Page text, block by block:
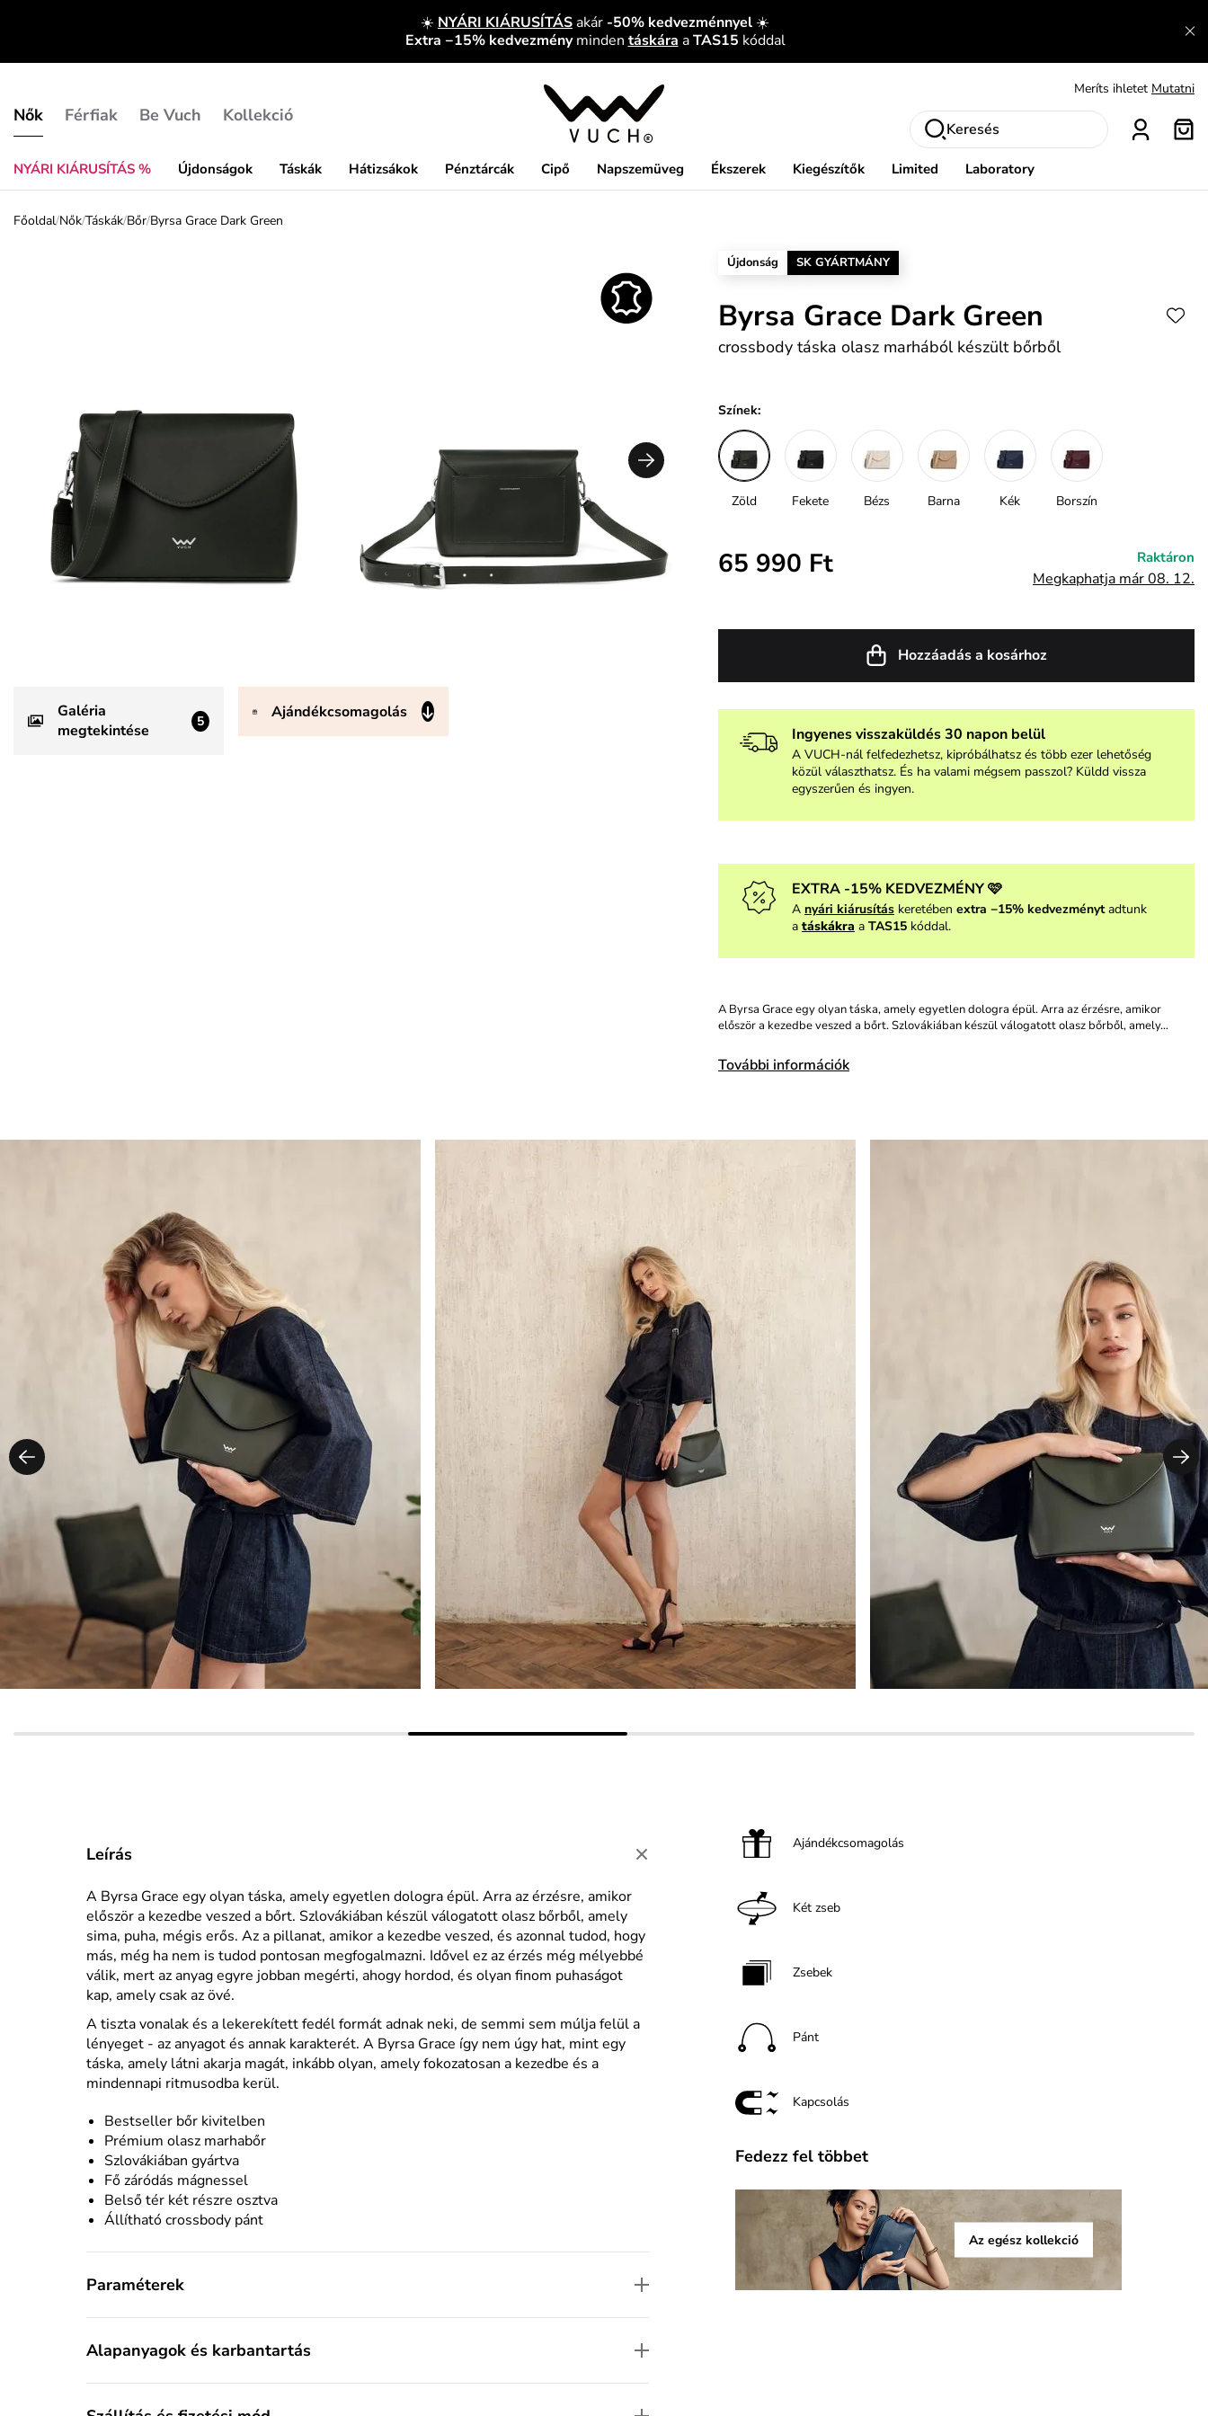
☀️ NYÁRI KIÁRUSÍTÁSakár -50% kedvezménnyel ☀️
Extra −15% kedvezményminden táskára aTAS15 kóddal
Nők
NYÁRI KIÁRUSÍTÁS % Újdonságok Táskák Hátizsákok Pénztárcák Cipő Napszemüveg Ékszerek Kiegészítők Limited Laboratory
Férfiak Be Vuch Kollekció
Meríts ihletet Mutatni
Ingyenes csere és visszaküldés Megtekintés
Keresés
Főoldal/Nők/Táskák/Bőr/Byrsa Grace Dark Green
Galéria
megtekintése
5 Ajándékcsomagolás
Újdonság SK GYÁRTMÁNY
Byrsa Grace Dark Green
crossbody táska olasz marhából készült bőrből
Színek:
Zöld Fekete Bézs Barna Kék Borszín
65 990 Ft Raktáron
Megkaphatja már 08. 12.
Hozzáadás a kosárhoz
Ingyenes visszaküldés 30 napon belül
A VUCH-nál felfedezhetsz, kipróbálhatsz és több ezer lehetőség
közül választhatsz. És ha valami mégsem passzol? Küldd vissza
egyszerűen és ingyen.
EXTRA -15% KEDVEZMÉNY 🩷
A nyári kiárusítás keretében extra −15% kedvezménytadtunk
a táskákra a TAS15kóddal.
A Byrsa Grace egy olyan táska, amely egyetlen dologra épül. Arra az érzésre, amikor
először a kezedbe veszed a bőrt. Szlovákiában készül válogatott olasz bőrből, amely…
További információk
Leírás
A Byrsa Grace egy olyan táska, amely egyetlen dologra épül. Arra az érzésre, amikor
először a kezedbe veszed a bőrt. Szlovákiában készül válogatott olasz bőrből, amely
sima, puha, mégis erős. Az a pillanat, amikor a kezedbe veszed, és azonnal tudod, hogy
más, még ha nem is tudod pontosan megfogalmazni. Idővel ez az érzés még mélyebbé
válik, mert az anyag egyre jobban megérti, ahogy hordod, és olyan finom puhaságot
kap, amely csak az övé.
A tiszta vonalak és a lekerekített fedél formát adnak neki, de semmi sem múlja felül a
lényeget - az anyagot és annak karakterét. A Byrsa Grace így nem úgy hat, mint egy
táska, amely látni akarja magát, inkább olyan, amely fokozatosan a kezedbe és a
mindennapi ritmusodba kerül.
Bestseller bőr kivitelben
Prémium olasz marhabőr
Szlovákiában gyártva
Fő záródás mágnessel
Belső tér két részre osztva
Állíthatócrossbody pánt
Paraméterek
Alapanyagok és karbantartás
Ajándékcsomagolás
Két zseb
Zsebek
Pánt
Kapcsolás
Fedezz fel többet
Az egész kollekció